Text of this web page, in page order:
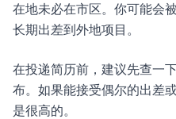
在地未必在市区。你可能会
长期出差到外地项目。
在投递简历前，建议先查一
布。如果能接受偶尔的出差
是很高的。